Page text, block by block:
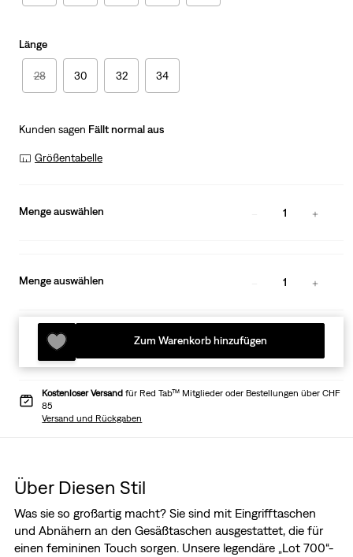
Länge
28 30 32 34
Kunden sagen Fällt normal aus
Größentabelle
Menge auswählen 1
Menge auswählen 1
Zum Warenkorb hinzufügen
Kostenloser Versand für Red Tab™ Mitglieder oder Bestellungen über CHF
85
Versand und Rückgaben
Über Diesen Stil
Was sie so großartig macht? Sie sind mit Eingrifftaschen
und Abnähern an den Gesäßtaschen ausgestattet, die für
einen femininen Touch sorgen. Unsere legendäre „Lot 700“-